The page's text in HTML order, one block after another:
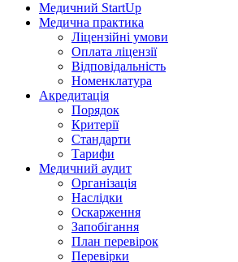
Медичний StartUp
Медична практика
Ліцензійні умови
Оплата ліцензії
Відповідальність
Номенклатура
Акредитація
Порядок
Критерії
Стандарти
Тарифи
Медичний аудит
Організація
Наслідки
Оскарження
Запобігання
План перевірок
Перевірки